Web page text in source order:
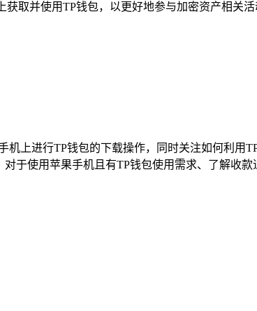
取并使用TP钱包，以更好地参与加密资产相关
上进行TP钱包的下载操作，同时关注如何利用
于使用苹果手机且有TP钱包使用需求、了解收款